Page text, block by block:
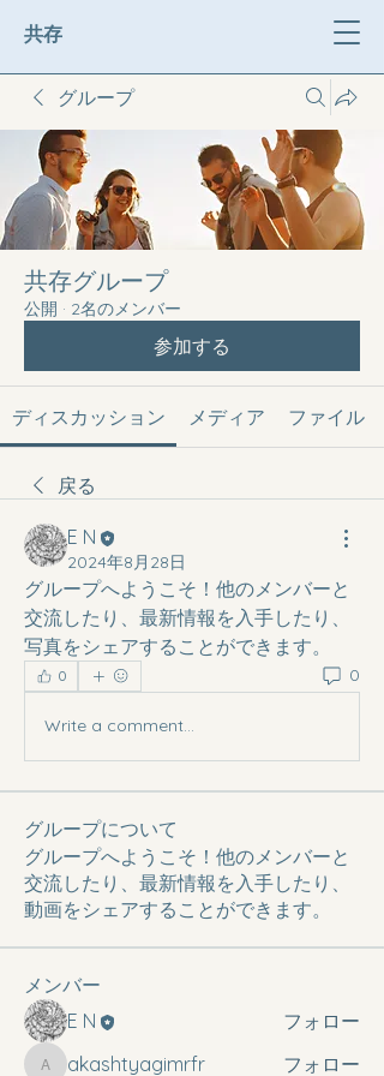
共存
グループ
共存グループ
公開 · 2名のメンバー
参加する
ディスカッション メディア ファイル
戻る
E N
2024年8月28日
グループへようこそ！他のメンバーと
交流したり、最新情報を入手したり、
写真をシェアすることができます。
0 0
Write a comment...
グループについて
グループへようこそ！他のメンバーと
交流したり、最新情報を入手したり、
動画をシェアすることができます。
メンバー
E N フォロー
akashtyagimrfr
akashtyagimrfr フォロー